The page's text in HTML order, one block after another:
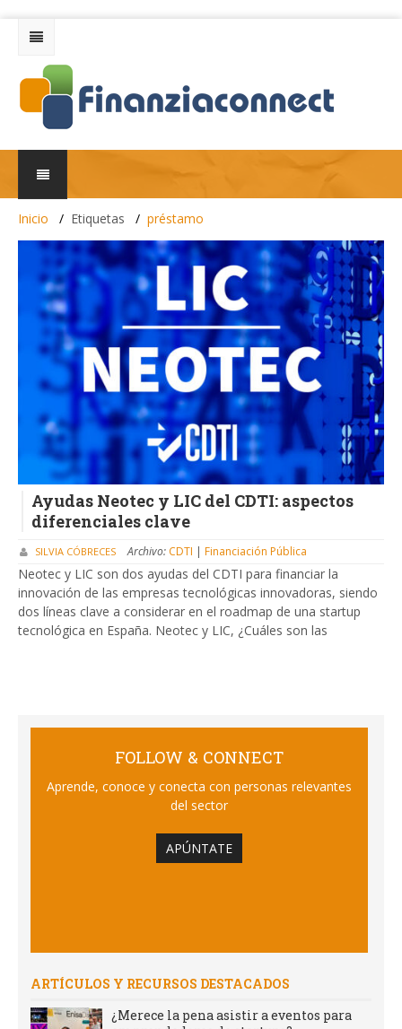
Inicio Etiquetas préstamo
Ayudas Neotec y LIC del CDTI: aspectos
diferenciales clave
SILVIA CÓBRECES Archivo: CDTI | Financiación Pública
Neotec y LIC son dos ayudas del CDTI para financiar la
innovación de las empresas tecnológicas innovadoras, siendo
dos líneas clave a considerar en el roadmap de una startup
tecnológica en España. Neotec y LIC, ¿Cuáles son las
FOLLOW & CONNECT
Aprende, conoce y conecta con personas relevantes
del sector
APÚNTATE
ARTÍCULOS Y RECURSOS DESTACADOS
¿Merece la pena asistir a eventos para